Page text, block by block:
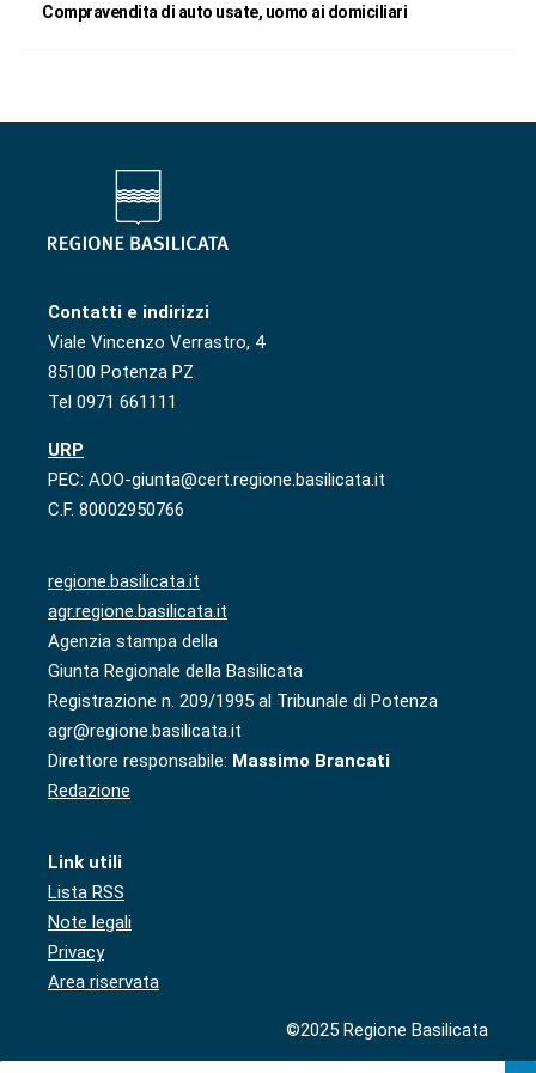
Compravendita di auto usate, uomo ai domiciliari
Contatti e indirizzi
Viale Vincenzo Verrastro, 4
85100 Potenza PZ
Tel 0971 661111
URP
PEC: AOO-giunta@cert.regione.basilicata.it
C.F. 80002950766
regione.basilicata.it
agr.regione.basilicata.it
Agenzia stampa della
Giunta Regionale della Basilicata
Registrazione n. 209/1995 al Tribunale di Potenza
agr@regione.basilicata.it
Direttore responsabile: Massimo Brancati
Redazione
Link utili
Lista RSS
Note legali
Privacy
Area riservata
©2025 Regione Basilicata